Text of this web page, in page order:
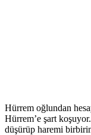
Hürrem oğlundan
Hürrem’e şart
düşürüp haremi